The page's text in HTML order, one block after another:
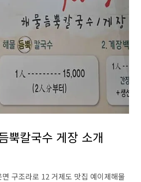
뿍칼국수 게장 소개
구조라로 12 거제도 맛집 예이제해물